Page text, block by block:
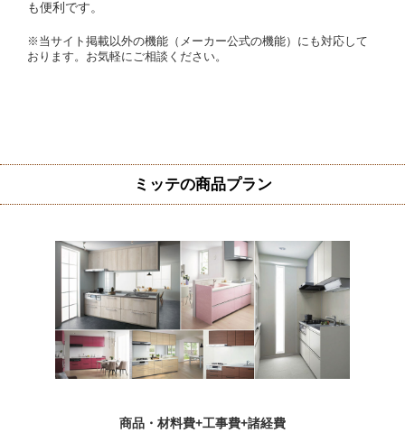
も便利です。
※当サイト掲載以外の機能（メーカー公式の機能）にも対応して
おります。お気軽にご相談ください。
ミッテの商品プラン
商品・材料費+工事費+諸経費